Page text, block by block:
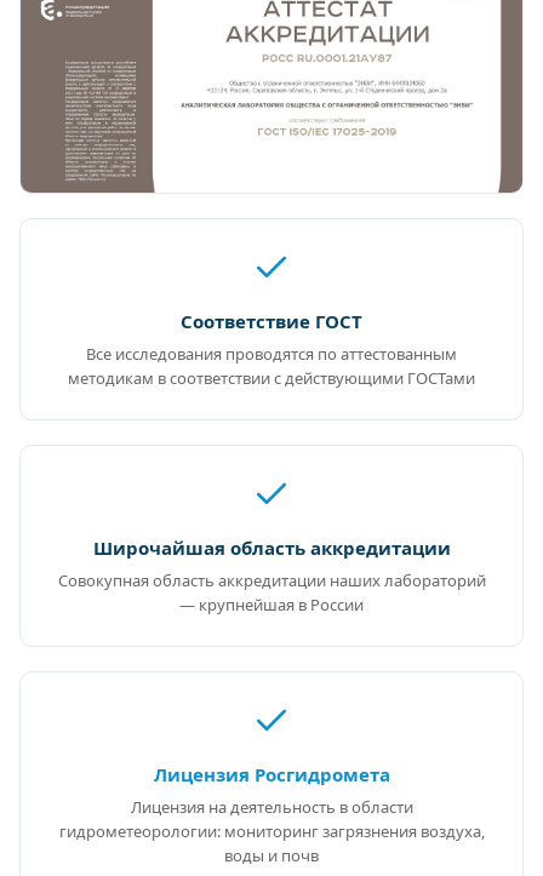
Соответствие ГОСТ
Все исследования проводятся по аттестованным
методикам в соответствии с действующими ГОСТами
Широчайшая область аккредитации
Совокупная область аккредитации наших лабораторий
— крупнейшая в России
Лицензия Росгидромета
Лицензия на деятельность в области
гидрометеорологии: мониторинг загрязнения воздуха,
воды и почв